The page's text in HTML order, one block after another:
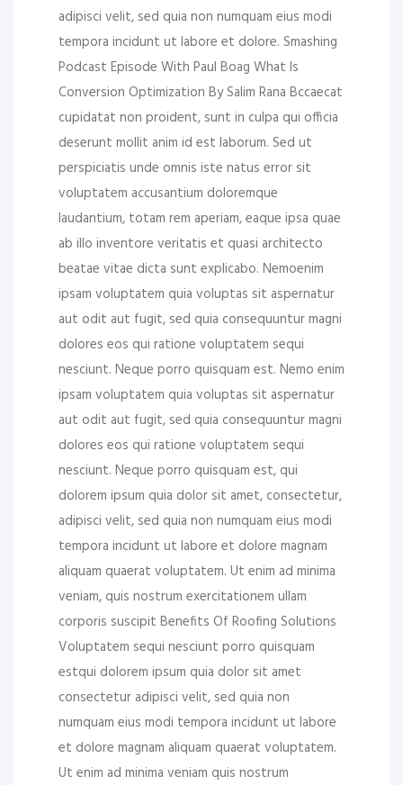
adipisci velit, sed quia non numquam eius modi
tempora incidunt ut labore et dolore. Smashing
Podcast Episode With Paul Boag What Is
Conversion Optimization By Salim Rana Bccaecat
cupidatat non proident, sunt in culpa qui officia
deserunt mollit anim id est laborum. Sed ut
perspiciatis unde omnis iste natus error sit
voluptatem accusantium doloremque
laudantium, totam rem aperiam, eaque ipsa quae
ab illo inventore veritatis et quasi architecto
beatae vitae dicta sunt explicabo. Nemoenim
ipsam voluptatem quia voluptas sit aspernatur
aut odit aut fugit, sed quia consequuntur magni
dolores eos qui ratione voluptatem sequi
nesciunt. Neque porro quisquam est. Nemo enim
ipsam voluptatem quia voluptas sit aspernatur
aut odit aut fugit, sed quia consequuntur magni
dolores eos qui ratione voluptatem sequi
nesciunt. Neque porro quisquam est, qui
dolorem ipsum quia dolor sit amet, consectetur,
adipisci velit, sed quia non numquam eius modi
tempora incidunt ut labore et dolore magnam
aliquam quaerat voluptatem. Ut enim ad minima
veniam, quis nostrum exercitationem ullam
corporis suscipit Benefits Of Roofing Solutions
Voluptatem sequi nesciunt porro quisquam
estqui dolorem ipsum quia dolor sit amet
consectetur adipisci velit, sed quia non
numquam eius modi tempora incidunt ut labore
et dolore magnam aliquam quaerat voluptatem.
Ut enim ad minima veniam quis nostrum